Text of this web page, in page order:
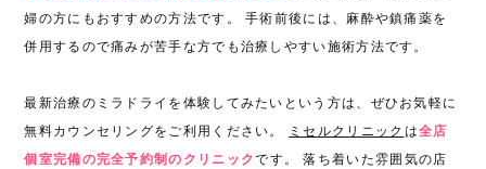
婦の方にもおすすめの方法です。 手術前後には、麻酔や鎮痛薬を
併用するので痛みが苦手な方でも治療しやすい施術方法です。
最新治療のミラドライを体験してみたいという方は、ぜひお気軽に
無料カウンセリングをご利用ください。
ミセルクリニック は全店
個室完備の完全予約制のクリニックです。 落ち着いた雰囲気の店